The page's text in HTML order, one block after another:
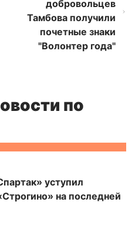
добровольцев
Тамбова получили
почетные знаки
"Волонтер года"
по
уступил
на последней